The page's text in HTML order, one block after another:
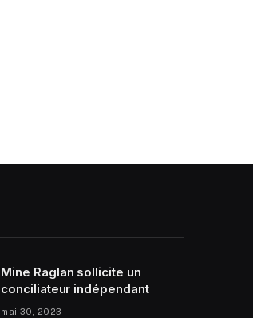
Mine Raglan sollicite un
conciliateur indépendant
mai 30, 2023